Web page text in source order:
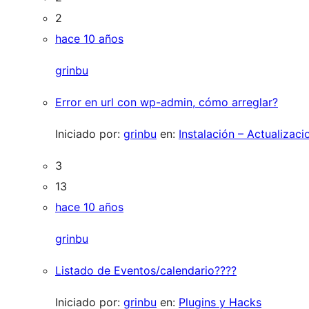
2
hace 10 años
grinbu
Error en url con wp-admin, cómo arreglar?
Iniciado por: grinbu en: Instalación –
3
13
hace 10 años
grinbu
Listado de Eventos/calendario????
Iniciado por: grinbu en: Plugins y Hacks